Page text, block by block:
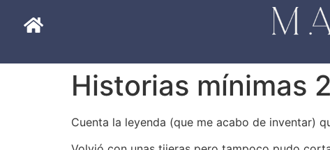
Historias mínimas
Cuenta la leyenda (que me acabo de inventar)